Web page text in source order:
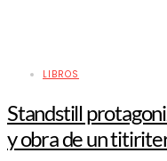
LIBROS
Standstill
y obra de un